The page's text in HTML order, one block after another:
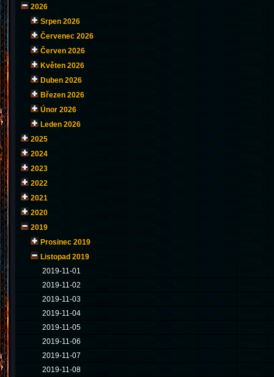
2026
Srpen 2026
Červenec 2026
Červen 2026
Květen 2026
Duben 2026
Březen 2026
Únor 2026
Leden 2026
2025
2024
2023
2022
2021
2020
2019
Prosinec 2019
Listopad 2019
2019-11-01
2019-11-02
2019-11-03
2019-11-04
2019-11-05
2019-11-06
2019-11-07
2019-11-08